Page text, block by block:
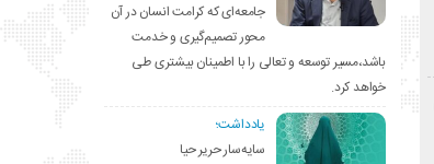
جامعه‌ای که کرامت انسان در آن
محور تصمیم‌گیری و خدمت
باشد،مسیر توسعه و تعالی را با اطمینان بیشتری طی
خواهد کرد.
یادداشت؛
سایه‌سار حریر حیا